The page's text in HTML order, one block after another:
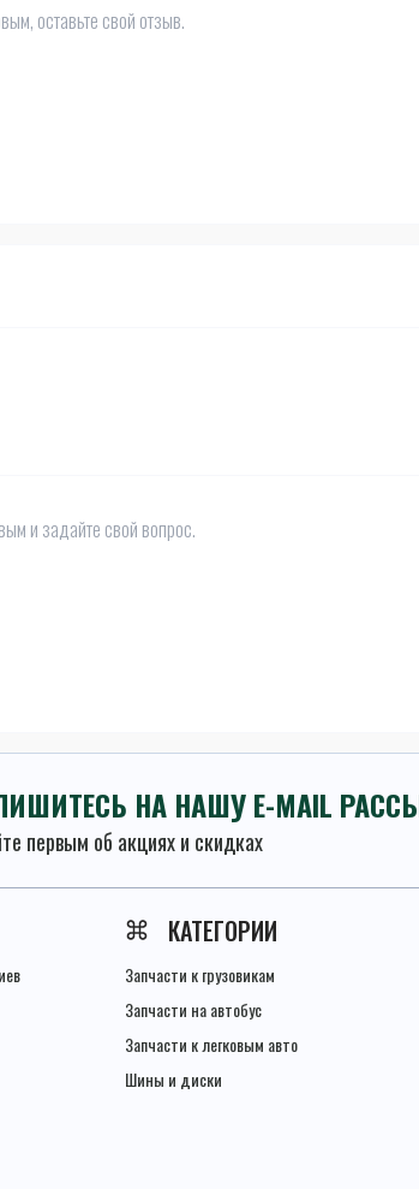
оставьте свой отзыв.
и задайте свой вопрос.
НА НАШУ E-MAIL
первым об акциях и скидках
Условия соглашения
КАТЕГОРИИ
Запчасти к грузовикам
Запчасти на автобус
Запчасти к легковым авто
Шины и диски